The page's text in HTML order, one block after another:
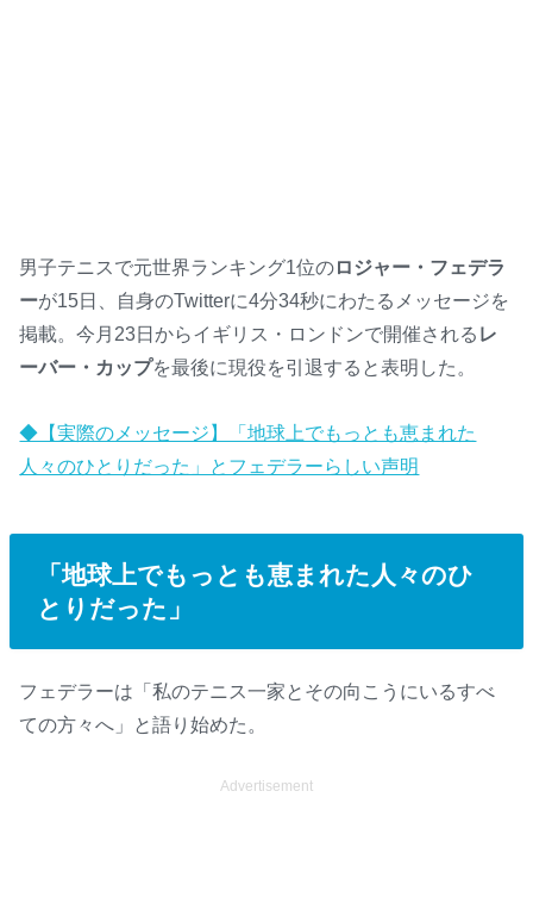
男子テニスで元世界ランキング1位のロジャー・フェデラ
ーが15日、自身のTwitterに4分34秒にわたるメッセージを
掲載。今月23日からイギリス・ロンドンで開催される レ
ーバー・カップを最後に現役を引退すると表明した。
◆【実際のメッセージ】「地球上でもっとも恵まれた
人々のひとりだった」とフェデラーらしい声明
「地球上でもっとも恵まれた人々のひ
とりだった」
フェデラーは「私のテニス一家とその向こうにいるすべ
ての方々へ」と語り始めた。
Advertisement